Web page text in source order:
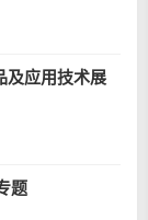
及应用技术展
题